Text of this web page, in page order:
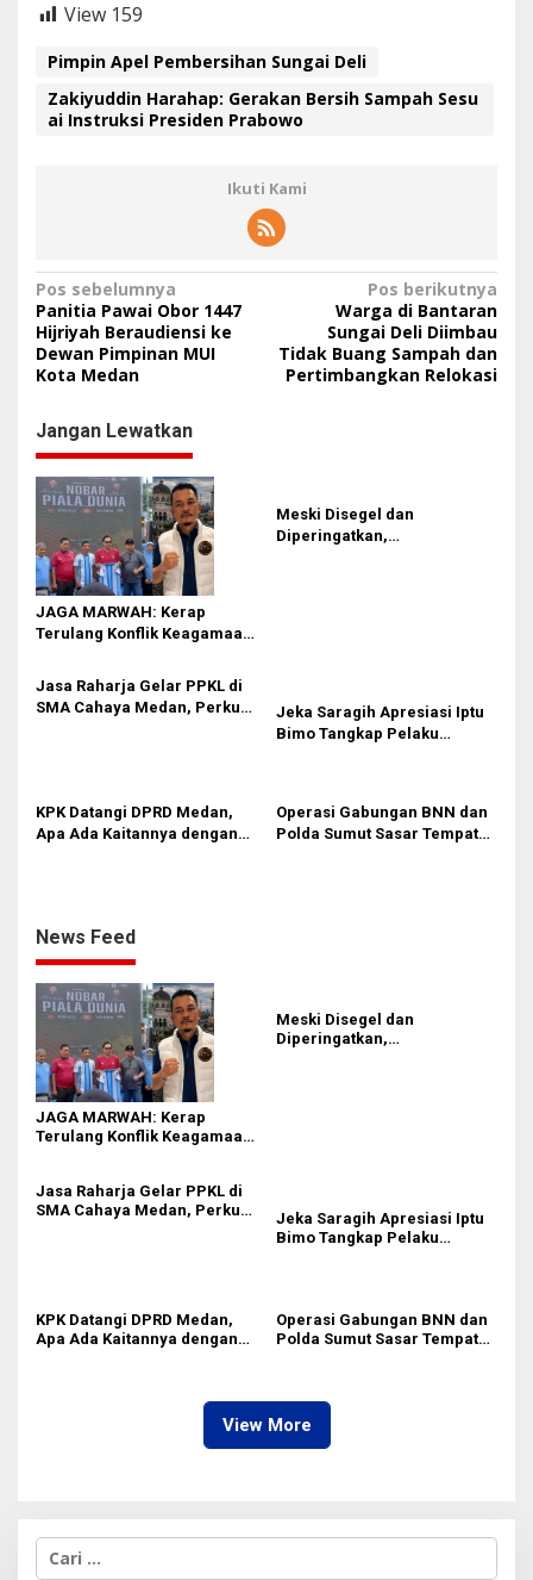
o
View 159
Pimpin Apel Pembersihan Sungai Deli
Zakiyuddin Harahap: Gerakan Bersih Sampah Sesu
ai Instruksi Presiden Prabowo
Ikuti Kami
N
a
v
g
a
s
i
p
o
s
Pos sebelumnya
Panitia Pawai Obor 1447
Hijriyah Beraudiensi ke
Dewan Pimpinan MUI
Kota Medan
Pos berikutnya
Warga di Bantaran
Sungai Deli Diimbau
Tidak Buang Sampah dan
Pertimbangkan Relokasi
Jangan Lewatkan
JAGA MARWAH: Kerap
Terulang Konflik Keagamaan,
Ciptakan Kondusifitas
Meski Disegel dan
Diperingatkan,
Jasa Raharja Gelar PPKL di
SMA Cahaya Medan, Perkuat
Jeka Saragih Apresiasi Iptu
Bimo Tangkap Pelaku
KPK Datangi DPRD Medan,
Apa Ada Kaitannya dengan
Operasi Gabungan BNN dan
Polda Sumut Sasar Tempat
News Feed
JAGA MARWAH: Kerap
Terulang Konflik Keagamaan,
Meski Disegel dan
Diperingatkan,
Jasa Raharja Gelar PPKL di
SMA Cahaya Medan, Perkuat
Jeka Saragih Apresiasi Iptu
Bimo Tangkap Pelaku
KPK Datangi DPRD Medan,
Apa Ada Kaitannya dengan
Operasi Gabungan BNN dan
Polda Sumut Sasar Tempat
View More
C